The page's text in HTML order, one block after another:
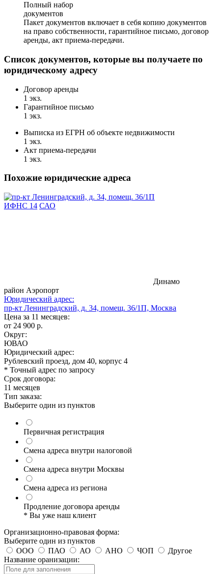
Полный набор
документов
Пакет документов включает в себя копию документов
на право собственности, гарантийное письмо, договор
аренды, акт приема-передачи.
Список документов, которые вы получаете по
юридическому адресу
Договор аренды
1 экз.
Гарантийное письмо
1 экз.
Выписка из ЕГРН об объекте недвижимости
1 экз.
Акт приема-передачи
1 экз.
Похожие юридические адреса
ИФНС 14 САО
Динамо
район Аэропорт
Юридический адрес:
пр-кт Ленинградский, д. 34, помещ. 36/1П, Москва
Цена за 11 месяцев:
от 24 900 р.
Округ:
ЮВАО
Юридический адрес:
Рублевский проезд, дом 40, корпус 4
* Точный адрес по запросу
Срок договора:
11 месяцев
Тип заказа:
Выберите один из пунктов
Первичная регистрация
Смена адреса внутри налоговой
Смена адреса внутри Москвы
Смена адреса из региона
Продление договора аренды
* Вы уже наш клиент
Организационно-правовая форма:
Выберите один из пунктов
ООО
ПАО АО АНО ЧОП
Другое
Название оранизации: